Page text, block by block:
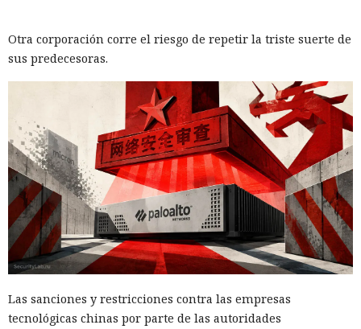
Otra corporación corre el riesgo de repetir la triste suerte de
sus predecesoras.
Las sanciones y restricciones contra las empresas
tecnológicas chinas por parte de las autoridades